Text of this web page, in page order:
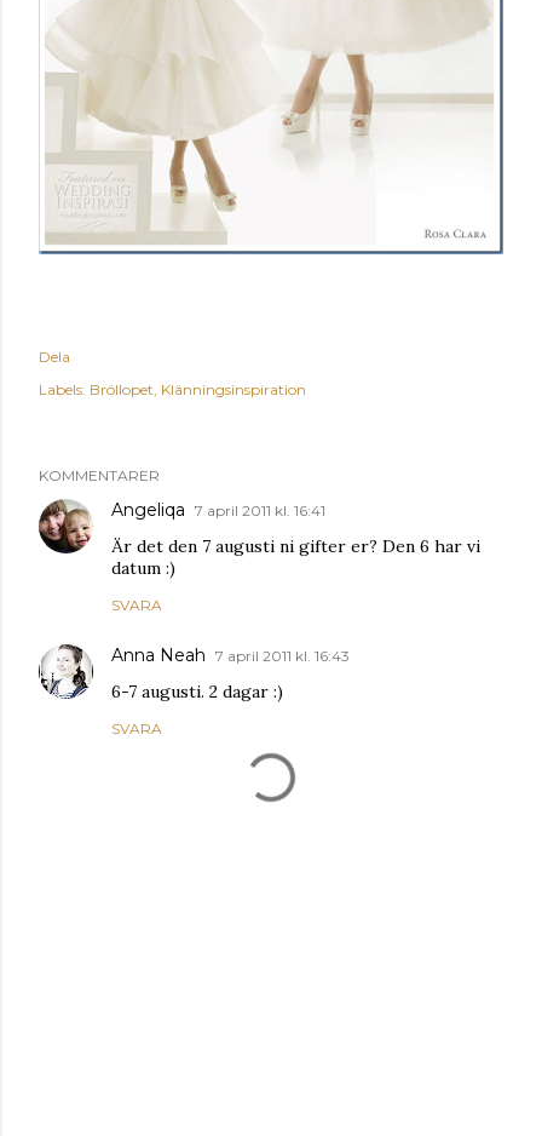
Dela
Labels: Bröllopet Klänningsinspiration
KOMMENTARER
Angeliqa 7 april 2011 kl. 16:41
Är det den 7 augusti ni gifter er? Den 6 har vi
datum :)
SVARA
Anna Neah 7 april 2011 kl. 16:43
6-7 augusti. 2 dagar :)
SVARA